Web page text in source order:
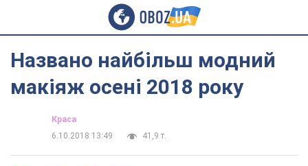
Названо найбільш модний
макіяж осені 2018 року
Краса
6.10.2018 13:49
41,9 т.